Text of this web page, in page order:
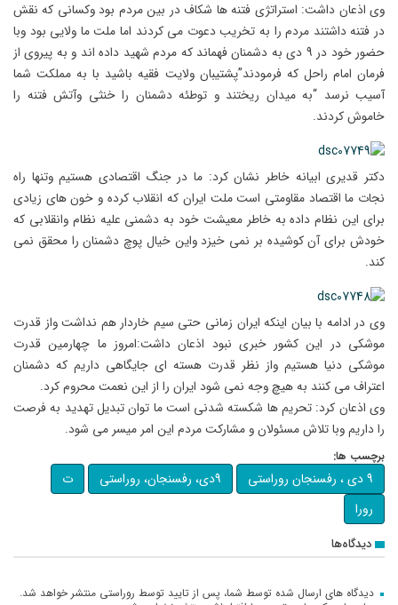
وی اذعان داشت: استراتژی فتنه ها شکاف در بین مردم بود وکسانی که نقش
در فتنه داشتند مردم را به تخریب دعوت می کردند اما ملت ما ولایی بود وبا
حضور خود در 9 دی به دشمنان فهماند که مردم شهید داده اند و به پیروی از
فرمان امام راحل که فرمودند”پشتیبان ولایت فقیه باشید با به مملکت شما
آسیب نرسد “به میدان ریختند و توطئه دشمنان را خنثی وآتش فتنه را
خاموش کردند.
دکتر قدیری ابیانه خاطر نشان کرد: ما در جنگ اقتصادی هستیم وتنها راه
نجات ما اقتصاد مقاومتی است ملت ایران که انقلاب کرده و خون های زیادی
برای این نظام داده به خاطر معیشت خود به دشمنی علیه نظام وانقلابی که
خودش برای آن کوشیده بر نمی خیزد واین خیال پوچ دشمنان را محقق نمی
کند.
وی در ادامه با بیان اینکه ایران زمانی حتی سیم خاردار هم نداشت واز قدرت
موشکی در این کشور خبری نبود اذعان داشت:امروز ما چهارمین قدرت
موشکی دنیا هستیم واز نظر قدرت هسته ای جایگاهی داریم که دشمنان
اعتراف می کنند به هیچ وجه نمی شود ایران را از این نعمت محروم کرد.
وی اذعان کرد: تحریم ها شکسته شدنی است ما توان تبدیل تهدید به فرصت
را داریم وبا تلاش مسئولان و مشارکت مردم این امر میسر می شود.
برچسب ها:
9 دی ، رفسنجان روراستی 9دی، رفسنجان، روراستی
ت
رورا
دیدگاه‌ها
دیدگاه های ارسال شده توسط شما، پس از تایید توسط روراستی منتشر خواهد شد.